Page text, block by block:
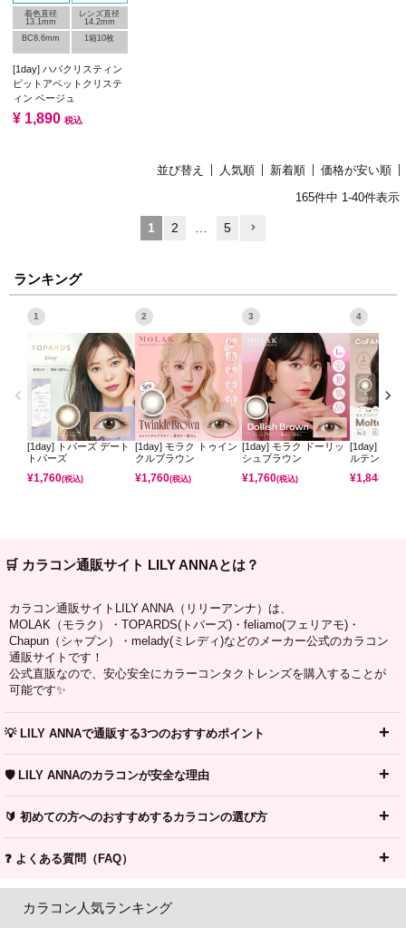
着色直径
13.1mm
レンズ直径
14.2mm
BC8.6mm
1箱10枚
[1day] ハパクリスティン
ピットアペットクリステ
ィン ベージュ
¥ 1,890 税込
並び替え 人気順 新着順
価格が安い順
165件中 1-40件表示
1 2 5
ランキング
1
[1day] トパーズ デート
トパーズ
¥1,760(税込)
2
[1day] モラク トゥイン
クルブラウン
¥1,760(税込)
3
[1day] モラク ドーリッ
シュブラウン
¥1,760(税込)
4
[1day] コフ
ルテンパフ
¥1,848
🛒 カラコン通販サイト LILY ANNAとは？
カラコン通販サイトLILY ANNA（リリーアンナ）は、
MOLAK（モラク）・TOPARDS(トパーズ)・feliamo(フェリアモ)・
Chapun（シャプン）・melady(ミレディ)などのメーカー公式のカラコン
通販サイトです！
公式直販なので、安心安全にカラーコンタクトレンズを購入することが
可能です✨
💡 LILY ANNAで通販する3つのおすすめポイント
🛡️ LILY ANNAのカラコンが安全な理由
🔰 初めての方へのおすすめするカラコンの選び方
❓ よくある質問（FAQ）
カラコン人気ランキング